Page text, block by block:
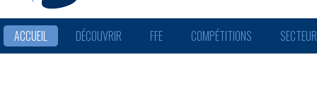
ACCUEIL DÉCOUVRIR FFE COMPÉTITIONS